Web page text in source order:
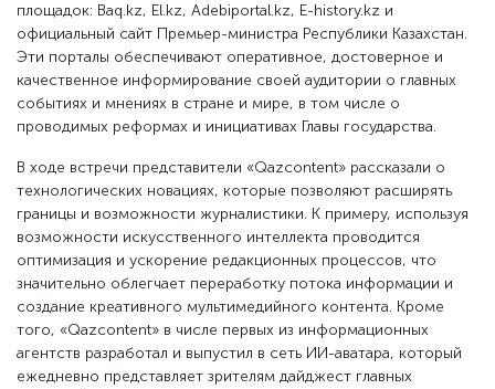
площадок: Baq.kz, El.kz, Adebiportal.kz, E-history.kz и
официальный сайт Премьер-министра Республики Казахстан.
Эти порталы обеспечивают оперативное, достоверное и
качественное информирование своей аудитории о главных
событиях и мнениях в стране и мире, в том числе о
проводимых реформах и инициативах Главы государства.
В ходе встречи представители «Qazcontent» рассказали о
технологических новациях, которые позволяют расширять
границы и возможности журналистики. К примеру, используя
возможности искусственного интеллекта проводится
оптимизация и ускорение редакционных процессов, что
значительно облегчает переработку потока информации и
создание креативного мультимедийного контента. Кроме
того, «Qazcontent» в числе первых из информационных
агентств разработал и выпустил в сеть ИИ-аватара, который
ежедневно представляет зрителям дайджест главных